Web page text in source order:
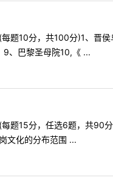
10分，共100分)1、晋
9、巴黎圣母院10,《 ...
题15分，任选6题，共90
文化的分布范围 ...